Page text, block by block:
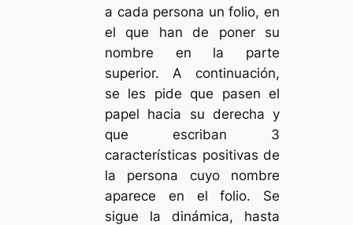
a cada persona un folio, en
el que han de poner su
nombre en la parte
superior. A continuación,
se les pide que pasen el
papel hacia su derecha y
que escriban 3
características positivas de
la persona cuyo nombre
aparece en el folio. Se
sigue la dinámica, hasta